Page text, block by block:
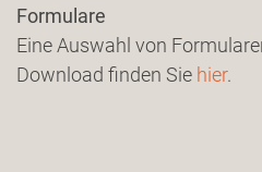
Formulare
Eine Auswahl von
Download finden Sie hier.